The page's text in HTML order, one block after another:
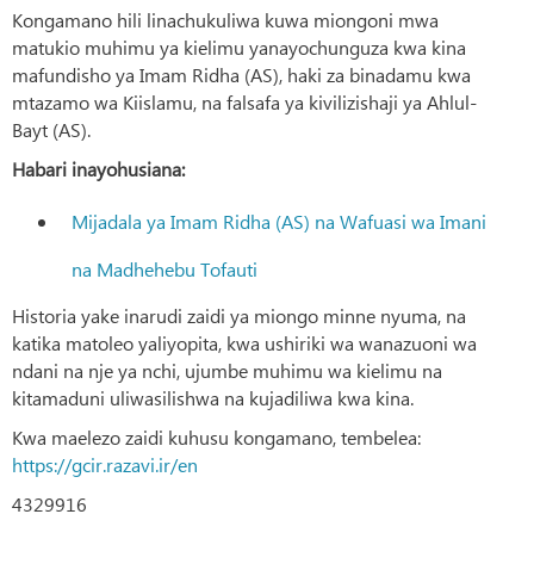
Kongamano hili linachukuliwa kuwa miongoni mwa
matukio muhimu ya kielimu yanayochunguza kwa kina
mafundisho ya Imam Ridha (AS), haki za binadamu kwa
mtazamo wa Kiislamu, na falsafa ya kivilizishaji ya Ahlul-
Bayt (AS).
Habari inayohusiana:
Mijadala ya Imam Ridha (AS) na Wafuasi wa Imani
na Madhehebu Tofauti
Historia yake inarudi zaidi ya miongo minne nyuma, na
katika matoleo yaliyopita, kwa ushiriki wa wanazuoni wa
ndani na nje ya nchi, ujumbe muhimu wa kielimu na
kitamaduni uliwasilishwa na kujadiliwa kwa kina.
Kwa maelezo zaidi kuhusu kongamano, tembelea:
https://gcir.razavi.ir/en
4329916